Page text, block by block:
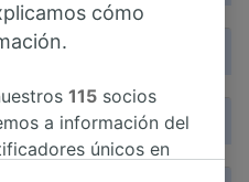
cómo
115 socios
a información del
únicos en